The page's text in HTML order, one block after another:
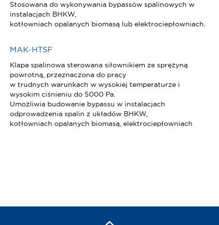
Stosowana do wykonywania bypassów spalinowych w
instalacjach BHKW,
kotłowniach opalanych biomasą lub elektrociepłowniach.
MAK-HTSF
Klapa spalinowa sterowana siłownikiem ze sprężyną
powrotną, przeznaczona do pracy
w trudnych warunkach w wysokiej temperaturze i
wysokim ciśnieniu do 5000 Pa.
Umożliwia budowanie bypassu w instalacjach
odprowadzenia spalin z układów BHKW,
kotłowniach opalanych biomasą, elektrociepłowniach